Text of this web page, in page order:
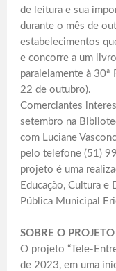
de leitura e sua
durante o mês de
estabelecimentos
e concorre a um
paralelamente à
22 de outubro).
Comerciantes
setembro na
com Luciane
pelo telefone (51)
projeto é uma
Educação, Cultura
Pública Municipal
SOBRE O PROJETO
O projeto “Tele-
de 2023, em uma